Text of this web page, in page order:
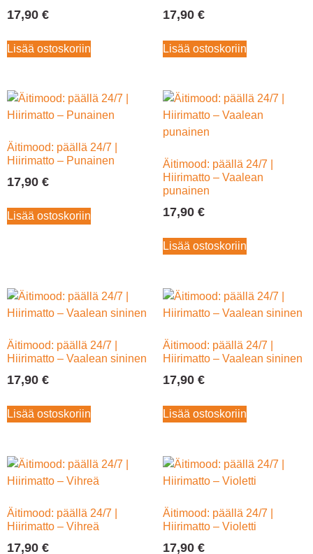
17,90 €
Lisää ostoskoriin
17,90 €
Lisää ostoskoriin
Äitimood: päällä 24/7 |
Hiirimatto – Punainen
17,90 €
Lisää ostoskoriin
Äitimood: päällä 24/7 |
Hiirimatto – Vaalean
punainen
17,90 €
Lisää ostoskoriin
Äitimood: päällä 24/7 |
Hiirimatto – Vaalean sininen
17,90 €
Lisää ostoskoriin
Äitimood: päällä 24/7 |
Hiirimatto – Vaalean sininen
17,90 €
Lisää ostoskoriin
Äitimood: päällä 24/7 |
Hiirimatto – Vihreä
17,90 €
Äitimood: päällä 24/7 |
Hiirimatto – Violetti
17,90 €